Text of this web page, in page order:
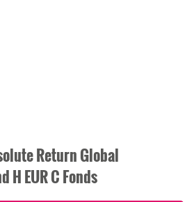
Return Global
H EUR C Fonds